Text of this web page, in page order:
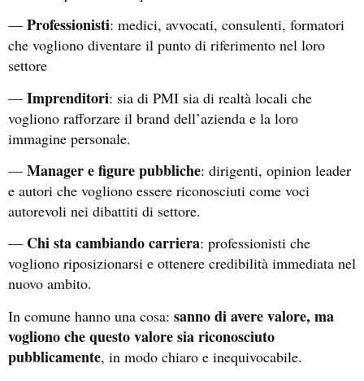
— Professionisti: medici, avvocati, consulenti, formatori
che vogliono diventare il punto di riferimento nel loro
settore
— Imprenditori: sia di PMI sia di realtà locali che
vogliono rafforzare il brand dell’azienda e la loro
immagine personale.
— Manager e figure pubbliche: dirigenti, opinion leader
e autori che vogliono essere riconosciuti come voci
autorevoli nei dibattiti di settore.
— Chi sta cambiando carriera: professionisti che
vogliono riposizionarsi e ottenere credibilità immediata nel
nuovo ambito.
In comune hanno una cosa: sanno di avere valore, ma
vogliono che questo valore sia riconosciuto
pubblicamente, in modo chiaro e inequivocabile.